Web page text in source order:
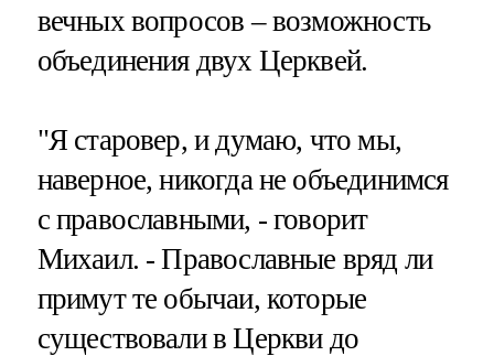
вечных вопросов – возможность
объединения двух Церквей.
"Я старовер, и думаю, что мы,
наверное, никогда не объединимся
с православными, - говорит
Михаил. - Православные вряд ли
примут те обычаи, которые
существовали в Церкви до